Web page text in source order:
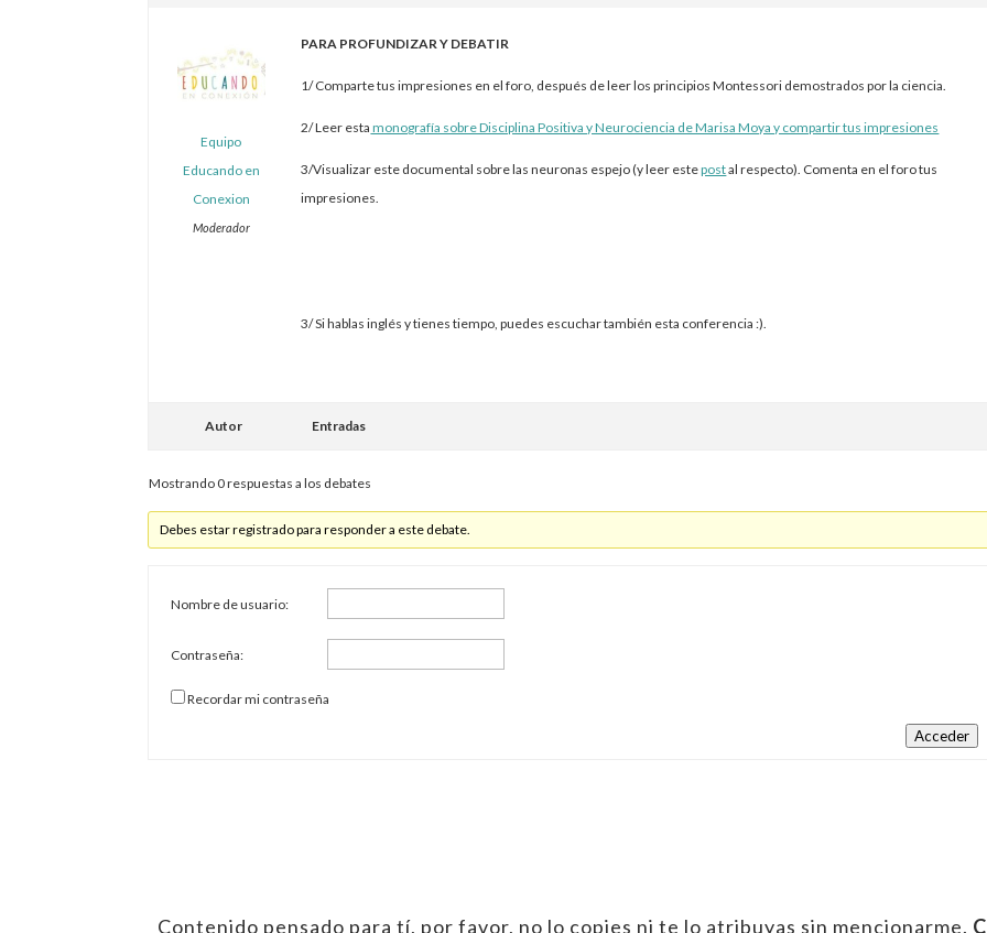
Equipo
Educando en
Conexion
Moderador
PARA PROFUNDIZAR Y DEBATIR
1/ Comparte tus impresiones en el foro, después de leer los principios Montessori demostrados por la ciencia.
2/ Leer esta monografía sobre Disciplina Positiva y Neurociencia de Marisa Moya y compartir tus impresiones
3/Visualizar este documental sobre las neuronas espejo (y leer estepostal respecto). Comenta en el foro tus
impresiones.
3/ Si hablas inglés y tienes tiempo, puedes escuchar también esta conferencia :).
Autor Entradas
Mostrando 0 respuestas a los debates
Debes estar registrado para responder a este debate.
Nombre de usuario:
Contraseña:
Recordar mi contraseña
Acceder
Contenido pensado para tí, por favor, no lo copies ni te lo atribuyas sin mencionarme.